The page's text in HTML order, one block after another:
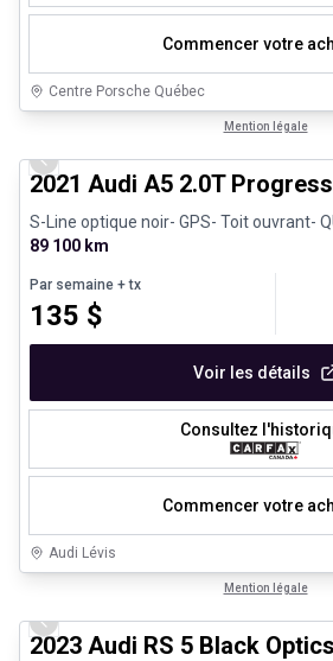
Commencer votre
Centre Porsche Québec
Mention légale
Previous slide
2021 Audi A5 2.0T
S-Line optique noir- GPS- Toit ouvrant-
89 100 km
Par semaine + tx
135 $
Voir les détails
Consultez
Commencer votre
Audi Lévis
Mention légale
Véhicules d'occasion certifiés
Previous slide
2023 Audi RS 5 Black